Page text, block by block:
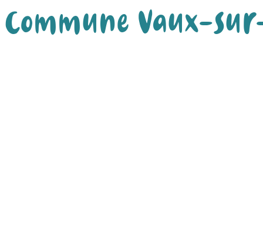
Commune Vaux-